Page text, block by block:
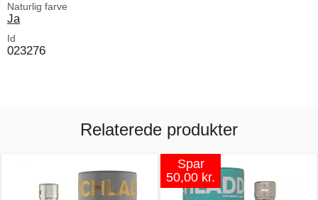
Naturlig farve
Ja
Id
023276
Relaterede produkter
Spar
50,00 kr.